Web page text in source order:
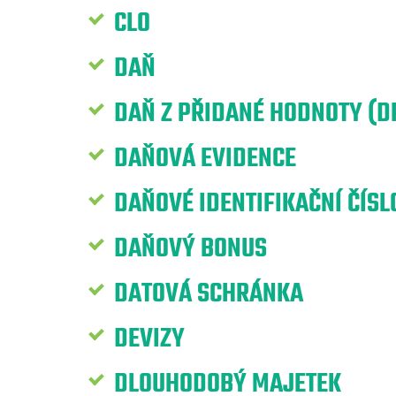
CLO
DAŇ
DAŇ Z PŘIDANÉ HODNOTY
DAŇOVÁ EVIDENCE
DAŇOVÉ IDENTIFIKAČNÍ
DAŇOVÝ BONUS
DATOVÁ SCHRÁNKA
DEVIZY
DLOUHODOBÝ MAJETEK